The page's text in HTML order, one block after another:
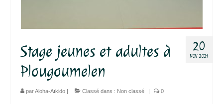
20
NOV 2021
Stage jeunes et adultes à
Plougoumelen
parAloha-Aïkido | Classé dans : Non classé | 0